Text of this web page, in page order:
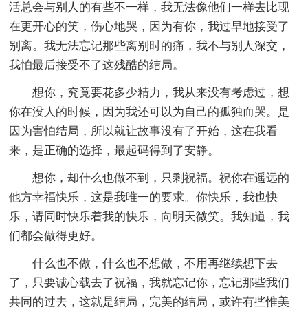
活总会与别人的有些不一样，我无法像他们一样去比现
在更开心的笑，伤心地哭，因为有你，我过早地接受了
别离。我无法忘记那些离别时的痛，我不与别人深交，
我怕最后接受不了这残酷的结局。
想你，究竟要花多少精力，我从来没有考虑过，想
你在没人的时候，因为我还可以为自己的孤独而哭。是
因为害怕结局，所以就让故事没有了开始，这在我看
来，是正确的选择，最起码得到了安静。
想你，却什么也做不到，只剩祝福。祝你在遥远的
他方幸福快乐，这是我唯一的要求。你快乐，我也快
乐，请同时快乐着我的快乐，向明天微笑。我知道，我
们都会做得更好。
什么也不做，什么也不想做，不用再继续想下去
了，只要诚心载去了祝福，我就忘记你，忘记那些我们
共同的过去，这就是结局，完美的结局，或许有些惟美